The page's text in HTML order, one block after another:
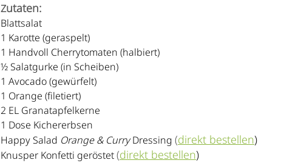
Zutaten:
Blattsalat
1 Karotte (geraspelt)
1 Handvoll Cherrytomaten (halbiert)
½ Salatgurke (in Scheiben)
1 Avocado (gewürfelt)
1 Orange (filetiert)
2 EL Granatapfelkerne
1 Dose Kichererbsen
Happy Salad Orange & Curry Dressing (direkt bestellen)
Knusper Konfetti geröstet (direkt bestellen)